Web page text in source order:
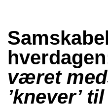
været
’knever’